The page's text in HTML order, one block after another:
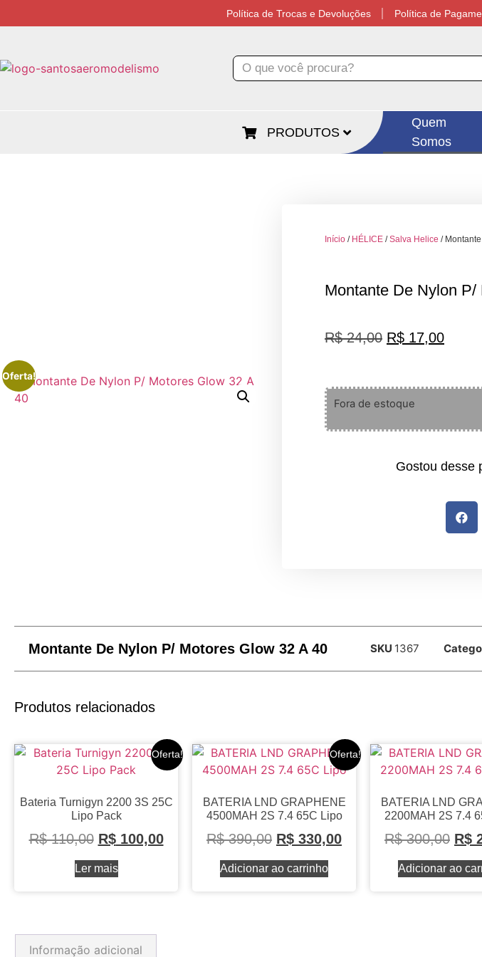
Política de Trocas e Devoluções Política de
PRODUTOS
Quem
Somos
Oferta!
Início / HÉLICE /Salva Helice /
Montante De Nylon
R$24,00 R$ 17,00
Fora de estoque
Gostou desse
Montante De Nylon P/ Motores Glow 32 A 40 SKU 1367
Produtos relacionados
Oferta!
Bateria Turnigyn 2200 3S 25C
Lipo Pack
R$110,00 R$100,00
Ler mais
Oferta!
BATERIA LND GRAPHENE
4500MAH 2S 7.4 65C Lipo
R$390,00 R$ 330,00
Adicionar ao carrinho
BATERIA LND
2200MAH 2S 7.4
R$300,00 R$
Adicionar ao
Informação adicional